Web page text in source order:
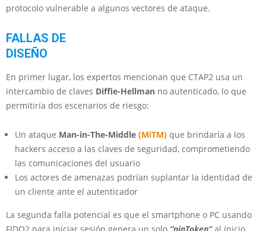
protocolo vulnerable a algunos vectores de ataque.
FALLAS DE
DISEÑO
En primer lugar, los expertos mencionan que CTAP2 usa un
intercambio de claves Diffie-Hellman no autenticado, lo que
permitiría dos escenarios de riesgo:
Un ataque Man-in-The-Middle (MiTM) que brindaría a los
hackers acceso a las claves de seguridad, comprometiendo
las comunicaciones del usuario
Los actores de amenazas podrían suplantar la identidad de
un cliente ante el autenticador
La segunda falla potencial es que el smartphone o PC usando
FIDO2 para iniciar sesión genera un solo “pinToken”al inicio.